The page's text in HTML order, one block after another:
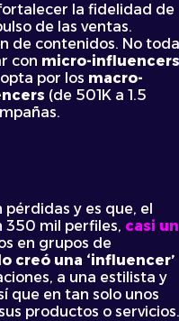
la fidelidad de
de las ventas.
de contenidos. No
con micro-influencers
por los macro-
(de 501K a 1.5
y es que, el
350 mil perfiles, casi un
en grupos de
creó una ‘influencer’
a una estilista y
que en tan solo unos
productos o servicios.